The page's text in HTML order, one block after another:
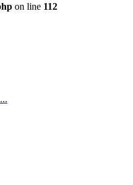
on line 112